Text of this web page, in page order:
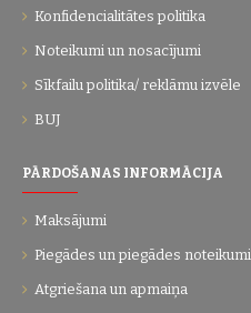
Konfidencialitātes politika
Noteikumi un nosacījumi
Sīkfailu politika/ reklāmu izvēle
BUJ
PĀRDOŠANAS INFORMĀCIJA
Maksājumi
Piegādes un piegādes noteikumi
Atgriešana un apmaiņa